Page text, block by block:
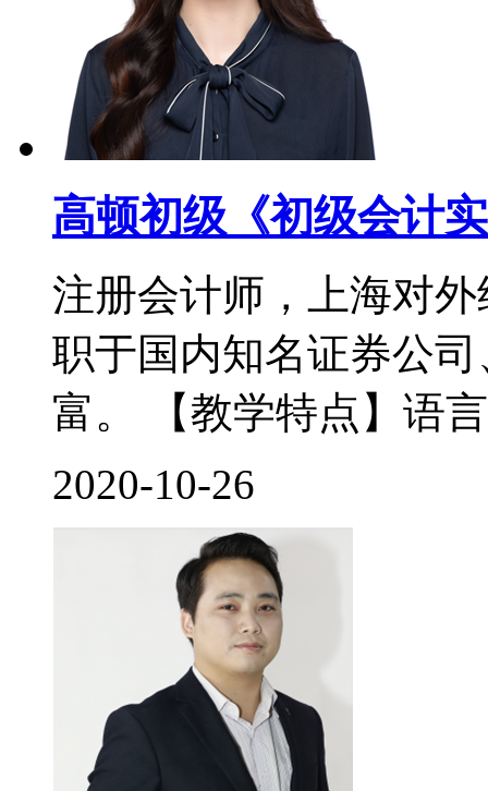
高顿初级《初级会计
注册会计师，上海对
职于国内知名证券公
富。 【教学特点】语
2020-10-26